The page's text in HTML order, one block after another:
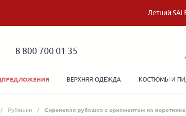
Летний
8 800 700 01 35
ВЕРХНЯЯ ОДЕЖДА КОСТЮМЫ И
Рубашки Сиреневая рубашка с орнаментом на